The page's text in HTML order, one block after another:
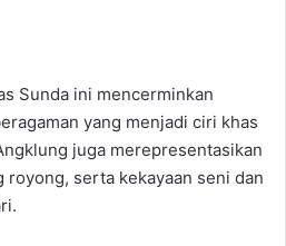
Sunda ini mencerminkan
yang menjadi ciri khas
juga merepresentasikan
royong, serta kekayaan seni dan